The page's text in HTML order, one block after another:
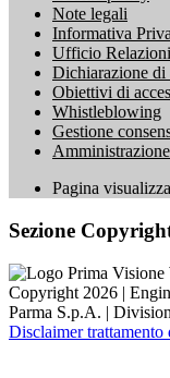
Note legali
Informativa
Ufficio
Dichiarazione di
Obiettivi di
Whistleblowing
Gestione
Pagina
Sezione
Copyright 2026 |
Parma S.p.A. |
Disclaimer trattamento